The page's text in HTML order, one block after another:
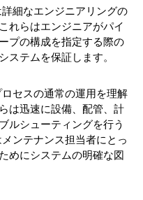
細なエンジニアリングの
れらはエンジニアがパイ
プの構成を指定する際の
ステムを保証します。
セスの通常の運用を理解
は迅速に設備、配管、計
ルシューティングを行う
ンテナンス担当者にとっ
めにシステムの明確な図